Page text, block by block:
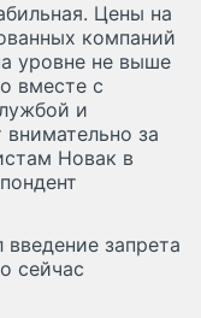
Цены на
компаний
уровне не выше
вместе с
и
за
Новак в
запрета
сейчас